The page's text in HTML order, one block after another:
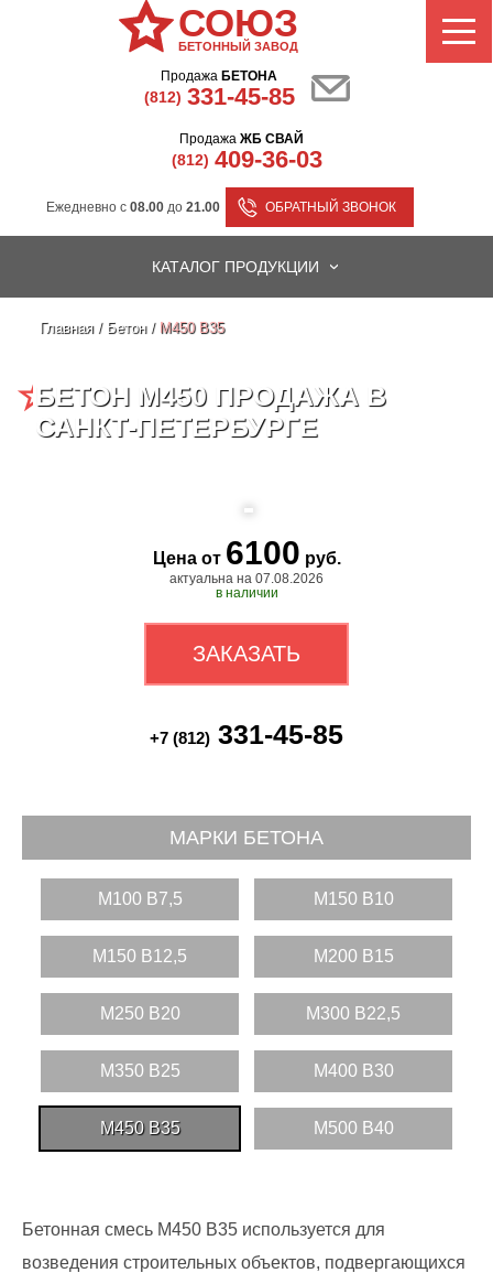
СОЮЗ
БЕТОННЫЙ ЗАВОД
Продажа БЕТОНА
(812) 331-45-85
Продажа ЖБ СВАЙ
(812) 409-36-03
Ежедневно с 08.00до 21.00 ОБРАТНЫЙ ЗВОНОК
КАТАЛОГ ПРОДУКЦИИ
Главная / Бетон / M450 B35
БЕТОН М450 ПРОДАЖА В
САНКТ-ПЕТЕРБУРГЕ
Цена от 6100 руб.
актуальна на 07.08.2026
в наличии
ЗАКАЗАТЬ
+7 (812) 331-45-85
МАРКИ БЕТОНА
M100 B7,5 M150 B10
M150 B12,5 M200 B15
М250 В20 М300 В22,5
М350 В25 M400 B30
M450 B35 M500 B40
Бетонная смесь М450 В35 используется для
возведения строительных объектов, подвергающихся